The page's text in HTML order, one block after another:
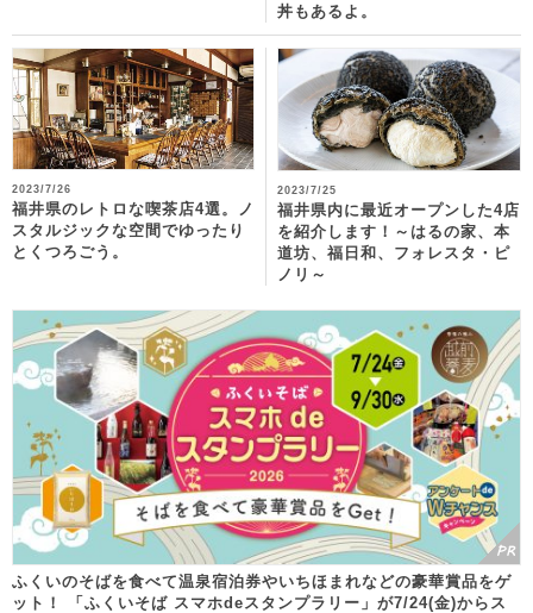
丼もあるよ。
2023/7/26
福井県のレトロな喫茶店4選。ノ
スタルジックな空間でゆったり
とくつろごう。
2023/7/25
福井県内に最近オープンした4店
を紹介します！～はるの家、本
道坊、福日和、フォレスタ・ピ
ノリ～
ふくいのそばを食べて温泉宿泊券やいちほまれなどの豪華賞品をゲ
ット！ 「ふくいそば スマホdeスタンプラリー」が7/24(金)からス